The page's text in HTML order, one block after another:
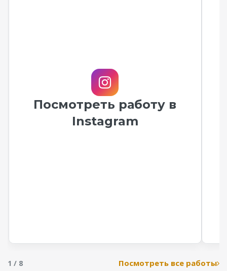
Посмотреть работу в
Instagram
1 / 8 Посмотреть все работы